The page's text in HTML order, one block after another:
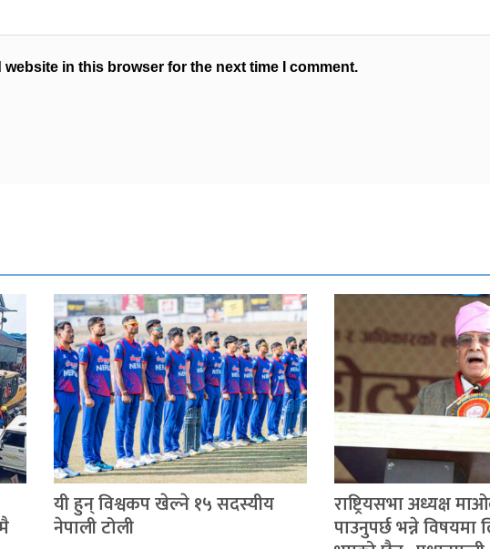
website in this browser for the next time I comment.
यी हुन् विश्वकप खेल्ने १५ सदस्यीय
नेपाली टोली
राष्ट्रियसभा अध्यक्ष
पाउनुपर्छ भन्ने विषयमा